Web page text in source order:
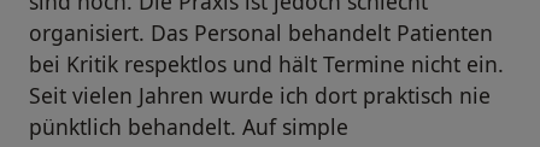
organisiert. Das Personal behandelt Patienten
bei Kritik respektlos und hält Termine nicht ein.
Seit vielen Jahren wurde ich dort praktisch nie
pünktlich behandelt. Auf simple